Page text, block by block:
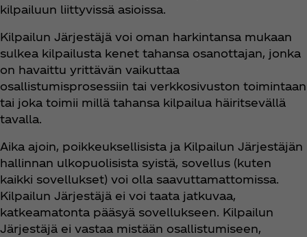
kilpailuun liittyvissä asioissa.
Kilpailun Järjestäjä voi oman harkintansa mukaan
sulkea kilpailusta kenet tahansa osanottajan, jonka
on havaittu yrittävän vaikuttaa
osallistumisprosessiin tai verkkosivuston toimintaan
tai joka toimii millä tahansa kilpailua häiritsevällä
tavalla.
Aika ajoin, poikkeuksellisista ja Kilpailun Järjestäjän
hallinnan ulkopuolisista syistä, sovellus (kuten
kaikki sovellukset) voi olla saavuttamattomissa.
Kilpailun Järjestäjä ei voi taata jatkuvaa,
katkeamatonta pääsyä sovellukseen. Kilpailun
Järjestäjä ei vastaa mistään osallistumiseen,